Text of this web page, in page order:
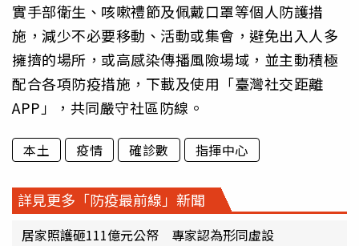
實手部衛生、咳嗽禮節及佩戴口罩等個人防護措
施，減少不必要移動、活動或集會，避免出入人多
擁擠的場所，或高感染傳播風險場域，並主動積極
配合各項防疫措施，下載及使用「臺灣社交距離
APP」，共同嚴守社區防線。
本土 疫情 確診數 指揮中心
詳見更多「防疫最前線」新聞
居家照護砸111億元公帑 專家認為形同虛設